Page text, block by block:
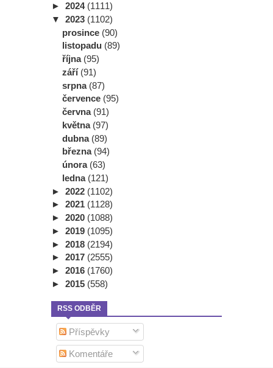
► 2024 (1111)
▼ 2023 (1102)
prosince (90)
listopadu (89)
října (95)
září (91)
srpna (87)
července (95)
června (91)
května (97)
dubna (89)
března (94)
února (63)
ledna (121)
► 2022 (1102)
► 2021 (1128)
► 2020 (1088)
► 2019 (1095)
► 2018 (2194)
► 2017 (2555)
► 2016 (1760)
► 2015 (558)
RSS ODBĚR
Příspěvky
Komentáře